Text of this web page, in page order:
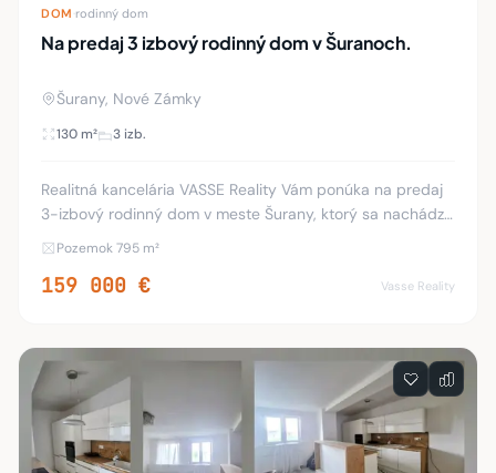
DOM rodinný dom
Na predaj 3 izbový rodinný dom v Šuranoch.
Šurany, Nové Zámky
130 m² 3 izb.
Realitná kancelária VASSE Reality Vám ponúka na predaj
3-izbový rodinný dom v meste Šurany, ktorý sa nachádza
na priestrannom a slnečnom pozemku o výmere 795 m².
Pozemok 795 m²
159 000 € Vasse Reality